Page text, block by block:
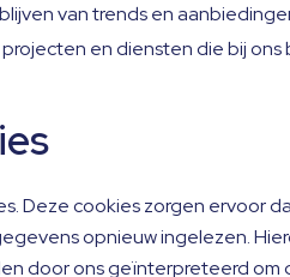
van trends en
en diensten die bij ons
Deze cookies zorgen ervoor
opnieuw ingelezen.
door ons geïnterpreteerd